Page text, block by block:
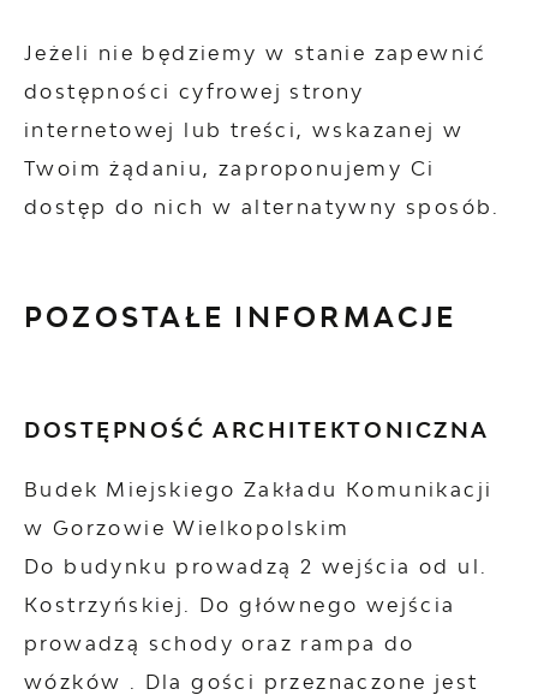
Jeżeli nie będziemy w stanie zapewnić
dostępności cyfrowej strony
internetowej lub treści, wskazanej w
Twoim żądaniu, zaproponujemy Ci
dostęp do nich w alternatywny sposób.
POZOSTAŁE INFORMACJE
DOSTĘPNOŚĆ ARCHITEKTONICZNA
Budek Miejskiego Zakładu Komunikacji
w Gorzowie Wielkopolskim
Do budynku prowadzą 2 wejścia od ul.
Kostrzyńskiej. Do głównego wejścia
prowadzą schody oraz rampa do
wózków . Dla gości przeznaczone jest